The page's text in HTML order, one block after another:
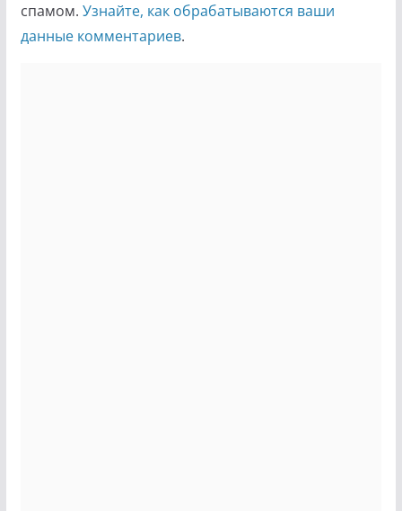
спамом. Узнайте, как обрабатываются ваши
данные комментариев.